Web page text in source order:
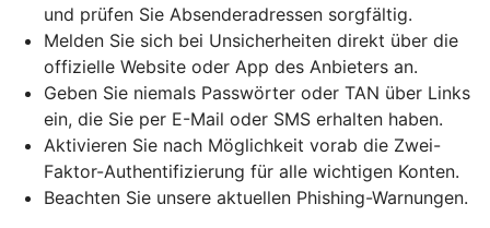
und prüfen Sie Absenderadressen sorgfältig.
Melden Sie sich bei Unsicherheiten direkt über die
offizielle Website oder App des Anbieters an.
Geben Sie niemals Passwörter oder TAN über Links
ein, die Sie per E-Mail oder SMS erhalten haben.
Aktivieren Sie nach Möglichkeit vorab die Zwei-
Faktor-Authentifizierung für alle wichtigen Konten.
Beachten Sie unsere aktuellen Phishing-Warnungen.